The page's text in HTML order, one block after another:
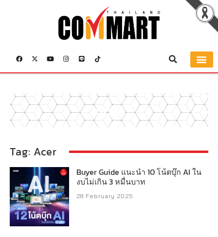
Acer
Tag: Acer
Buyer Guide แนะนำ 10 โน้ตบุ๊ก AI ใน
งบไม่เกิน 3 หมื่นบาท
28 February 2025